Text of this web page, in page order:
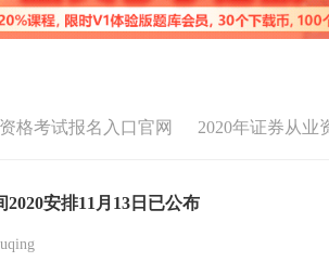
格考试报名入口官网
安排11月13日已公布